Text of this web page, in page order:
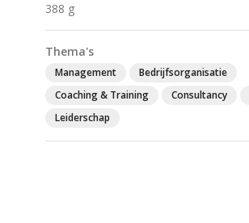
388 g
Thema's
Management
Bedrijfsorganisatie
Coaching & Training
Consultancy
Leiderschap